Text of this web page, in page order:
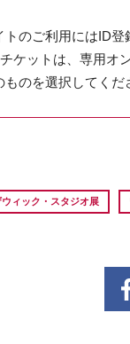
トのご利用にはID登
ケットは、専用
のを選択してくだ
ウィック・スタジオ展